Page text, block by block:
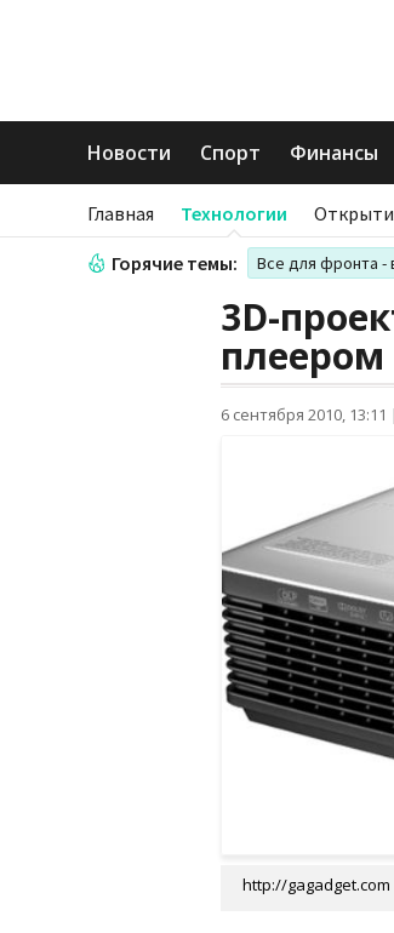
Новости Спорт Финансы
Главная Технологии
Горячие темы: Все для фронта -
3D-
плеером
6 сентября 2010, 13:11
http://gagadget.com